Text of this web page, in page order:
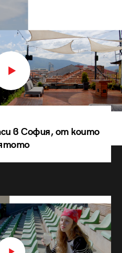
в София, от които